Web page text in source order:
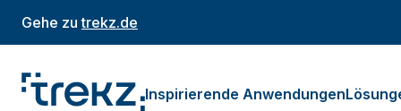
Gehe zutrekz.de
Inspirierende Anwendungen